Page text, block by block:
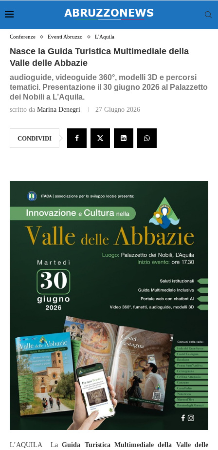
Conferenze Eventi Abruzzo L'Aquila
Nasce la Guida Turistica Multimediale della
Valle delle Abbazie
audioguide, videoguide 360°, modelli 3D e percorsi
tematici. Presentazione il 30 giugno 2026 al Palazzetto
dei Nobili a L’Aquila.
scritto da Marina Denegri 27 Giugno 2026
CONDIVIDI
L’AQUILA LaGuida Turistica Multimediale della Valle delle